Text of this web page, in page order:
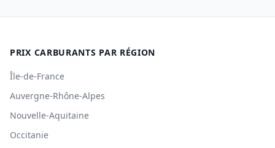
PRIX CARBURANTS PAR RÉGION
Île-de-France
Auvergne-Rhône-Alpes
Nouvelle-Aquitaine
Occitanie